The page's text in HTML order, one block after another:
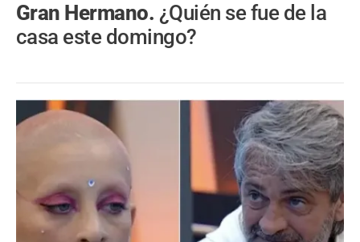
Gran Hermano. ¿Quién se fue de la
casa este domingo?